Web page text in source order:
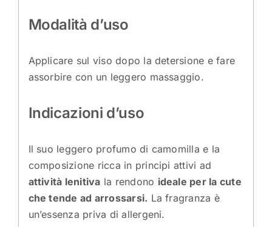
Modalità d’uso
Applicare sul viso dopo la detersione e fare
assorbire con un leggero massaggio.
Indicazioni d’uso
Il suo leggero profumo di camomilla e la
composizione ricca in principi attivi ad
attività lenitiva la rendono ideale per la cute
che tende ad arrossarsi. La fragranza è
un’essenza priva di allergeni.